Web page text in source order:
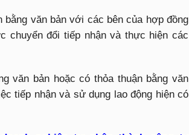
bằng văn bản với các bên của hợp đồng
chuyển đổi tiếp nhận và thực hiện các
văn bản hoặc có thỏa thuận bằng văn
tiếp nhận và sử dụng lao động hiện có